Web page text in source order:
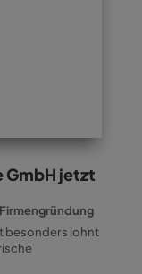
GmbH jetzt
Firmengründung
besonders lohnt